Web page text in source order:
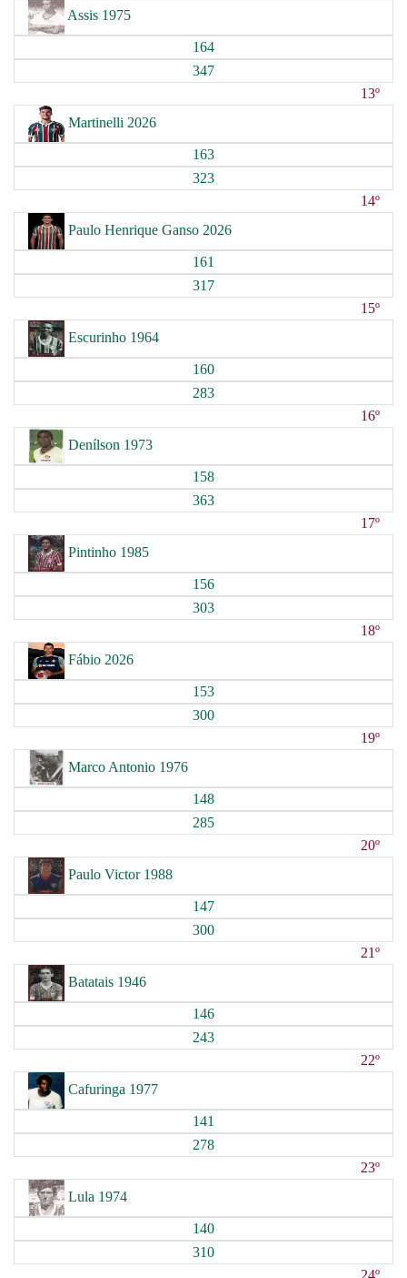
Assis 1975
164
347
13º
Martinelli 2026
163
323
14º
Paulo Henrique Ganso 2026
161
317
15º
Escurinho 1964
160
283
16º
Denílson 1973
158
363
17º
Pintinho 1985
156
303
18º
Fábio 2026
153
300
19º
Marco Antonio 1976
148
285
20º
Paulo Victor 1988
147
300
21º
Batatais 1946
146
243
22º
Cafuringa 1977
141
278
23º
Lula 1974
140
310
24º